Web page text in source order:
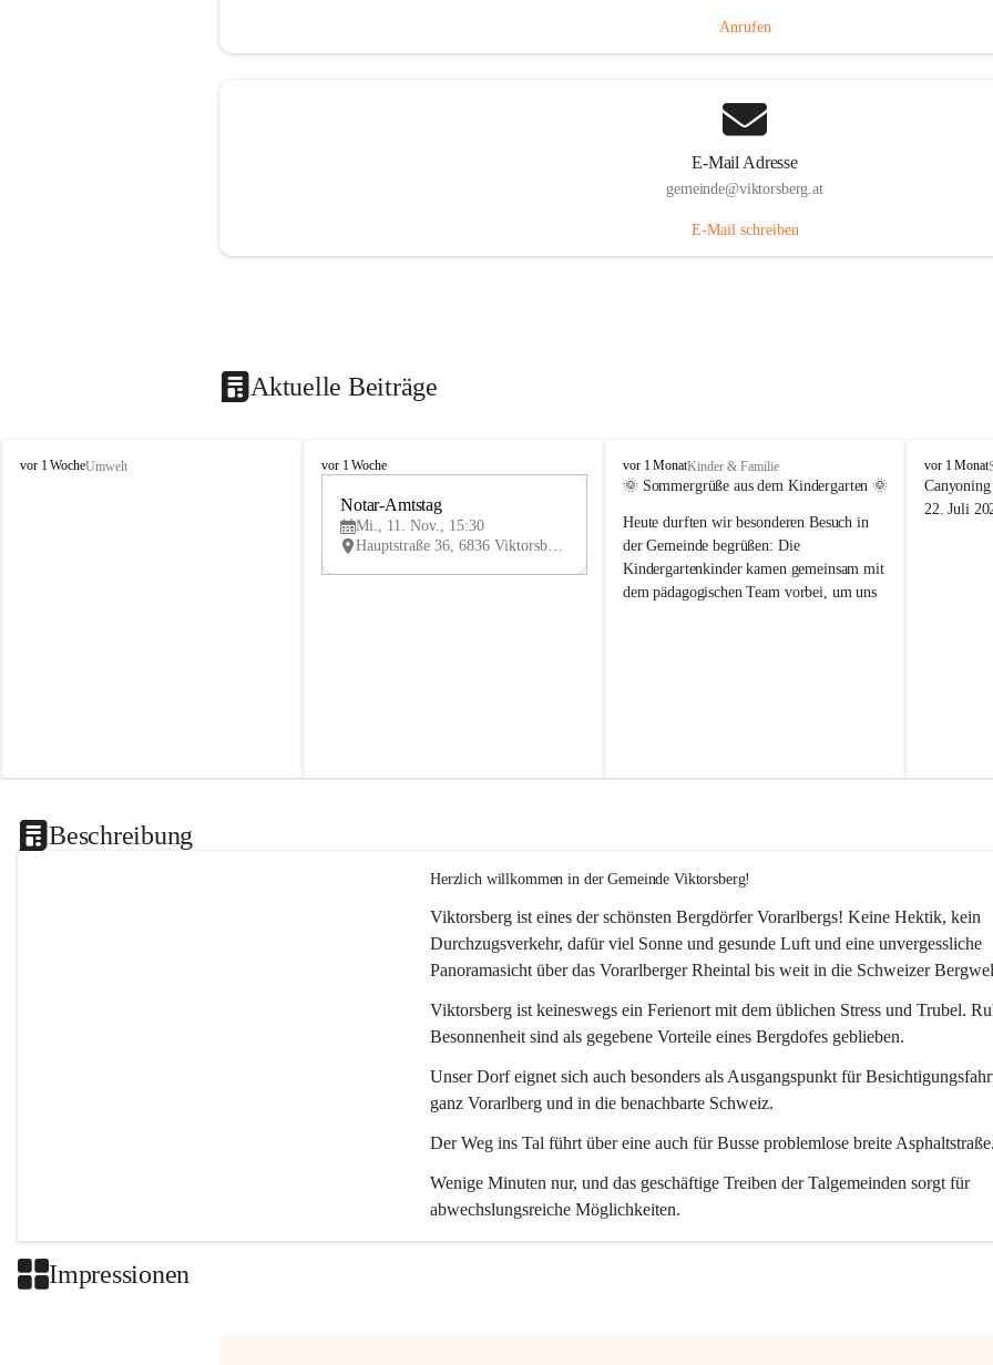
Anrufen
E-Mail Adresse
gemeinde@viktorsberg.at
E-Mail schreiben
Aktuelle Beiträge
V
vor 1 WocheUmwelt
V
vor 1 Woche
V
Notar-Amtstag
Mi., 11. Nov., 15:30
Hauptstraße 36, 6836 Viktorsberg, AUT
V
i
t
o
r
s
vor 1 MonatKinder & Familie
🌞 Sommergrüße aus dem Kindergarten 🌞
Heute durften wir besonderen Besuch in
der Gemeinde begrüßen: Die
Kindergartenkinder kamen gemeinsam mit
dem pädagogischen Team vorbei, um uns
V
i
k
vor 1 Monat
22. Juli
Beschreibung
Herzlich willkommen in der Gemeinde Viktorsberg!
Viktorsberg ist eines der schönsten Bergdörfer Vorarlbergs! Keine Hektik, kein
Durchzugsverkehr, dafür viel Sonne und gesunde Luft und eine unvergessliche
Panoramasicht über das Vorarlberger Rheintal bis weit in die Schweizer
Viktorsberg ist keineswegs ein Ferienort mit dem üblichen Stress und Trubel.
Besonnenheit sind als gegebene Vorteile eines Bergdofes geblieben.
Unser Dorf eignet sich auch besonders als Ausgangspunkt für
ganz Vorarlberg und in die benachbarte Schweiz.
Der Weg ins Tal führt über eine auch für Busse problemlose breite
Wenige Minuten nur, und das geschäftige Treiben der Talgemeinden sorgt für
abwechslungsreiche Möglichkeiten.
Impressionen